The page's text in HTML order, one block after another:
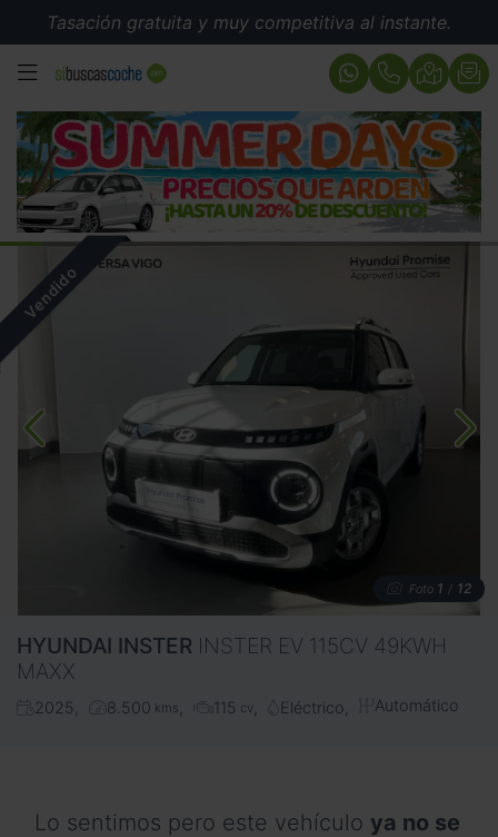
Tasación gratuita y muy competitiva al instante.
MENÚ
Foto 1 / 12
HYUNDAI INSTER INSTER EV 115CV 49KWH
MAXX
2025 8.500 kms 115 cv Eléctrico Automático
Lo sentimos pero este vehículo ya no se